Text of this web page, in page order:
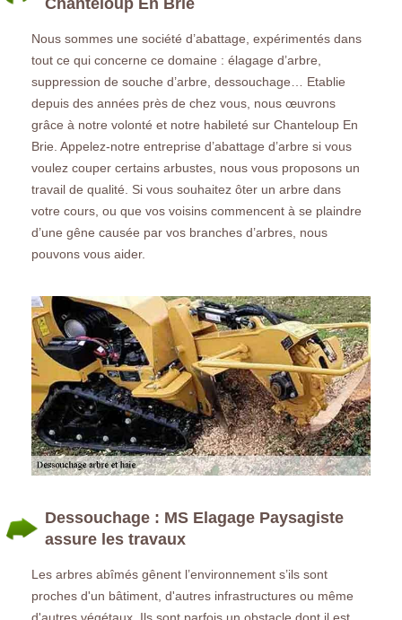
Nous sommes une société d’abattage, expérimentés dans
tout ce qui concerne ce domaine : élagage d’arbre,
suppression de souche d’arbre, dessouchage… Etablie
depuis des années près de chez vous, nous œuvrons
grâce à notre volonté et notre habileté sur Chanteloup En
Brie. Appelez-notre entreprise d’abattage d’arbre si vous
voulez couper certains arbustes, nous vous proposons un
travail de qualité. Si vous souhaitez ôter un arbre dans
votre cours, ou que vos voisins commencent à se plaindre
d’une gêne causée par vos branches d’arbres, nous
pouvons vous aider.
Dessouchage : MS Elagage Paysagiste
assure les travaux
Les arbres abîmés gênent l’environnement s’ils sont
proches d'un bâtiment, d'autres infrastructures ou même